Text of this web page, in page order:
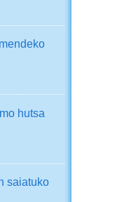
hutsa
saiatuko